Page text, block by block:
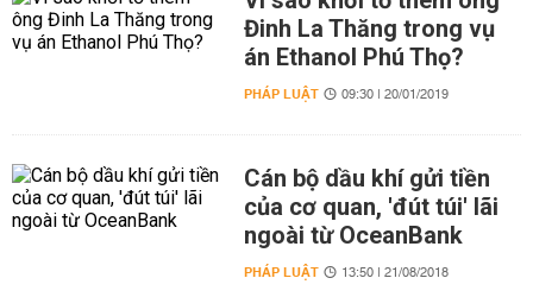
Đinh La Thăng trong vụ
án Ethanol Phú Thọ?
PHÁP LUẬT 09:30 | 20/01/2019
Cán bộ dầu khí gửi tiền
của cơ quan, 'đút túi' lãi
ngoài từ OceanBank
PHÁP LUẬT 13:50 | 21/08/2018